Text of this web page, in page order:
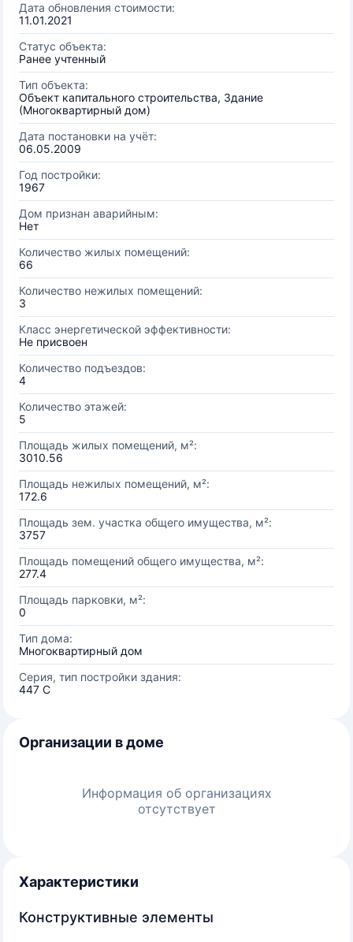
Дата обновления стоимости:
11.01.2021
Статус объекта:
Ранее учтенный
Тип объекта:
Объект капитального строительства, Здание
(Многоквартирный дом)
Дата постановки на учёт:
06.05.2009
Год постройки:
1967
Дом признан аварийным:
Нет
Количество жилых помещений:
66
Количество нежилых помещений:
3
Класс энергетической эффективности:
Не присвоен
Количество подъездов:
4
Количество этажей:
5
Площадь жилых помещений, м²:
3010.56
Площадь нежилых помещений, м²:
172.6
Площадь зем. участка общего имущества, м²:
3757
Площадь помещений общего имущества, м²:
277.4
Площадь парковки, м²:
0
Тип дома:
Многоквартирный дом
Серия, тип постройки здания:
447 С
Организации в доме
Информация об организациях
отсутствует
Характеристики
Конструктивные элементы